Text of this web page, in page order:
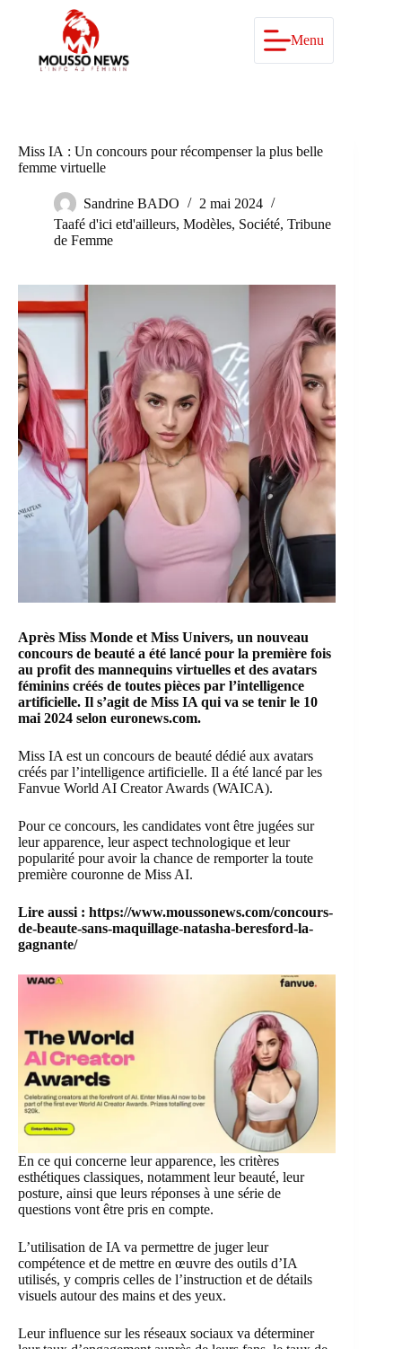
Menu
Miss IA : Un concours pour récompenser la plus belle
femme virtuelle
Sandrine BADO
2 mai 2024
Taafé d'ici etd'ailleurs, Modèles, Société, Tribune
de Femme
Après Miss Monde et Miss Univers, un nouveau
concours de beauté a été lancé pour la première fois
au profit des mannequins virtuelles et des avatars
féminins créés de toutes pièces par l’intelligence
artificielle. Il s’agit de Miss IA qui va se tenir le 10
mai 2024 selon euronews.com.
Miss IA est un concours de beauté dédié aux avatars
créés par l’intelligence artificielle. Il a été lancé par les
Fanvue World AI Creator Awards (WAICA).
Pour ce concours, les candidates vont être jugées sur
leur apparence, leur aspect technologique et leur
popularité pour avoir la chance de remporter la toute
première couronne de Miss AI.
Lire aussi : https://www.moussonews.com/concours-
de-beaute-sans-maquillage-natasha-beresford-la-
gagnante/
En ce qui concerne leur apparence, les critères
esthétiques classiques, notamment leur beauté, leur
posture, ainsi que leurs réponses à une série de
questions vont être pris en compte.
L’utilisation de IA va permettre de juger leur
compétence et de mettre en œuvre des outils d’IA
utilisés, y compris celles de l’instruction et de détails
visuels autour des mains et des yeux.
Leur influence sur les réseaux sociaux va déterminer